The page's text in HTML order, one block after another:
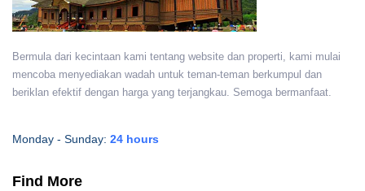
Bermula dari kecintaan kami tentang website dan properti, kami mulai
mencoba menyediakan wadah untuk teman-teman berkumpul dan
beriklan efektif dengan harga yang terjangkau. Semoga bermanfaat.
Monday - Sunday: 24 hours
Find More